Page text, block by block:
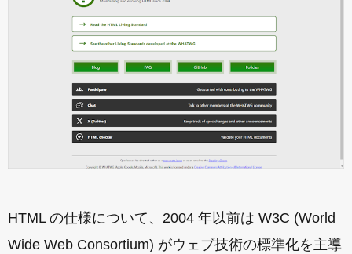
HTML の仕様について、2004 年以前は W3C (World
Wide Web Consortium) がウェブ技術の標準化を主導